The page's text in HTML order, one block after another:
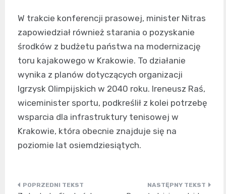
W trakcie konferencji prasowej, minister Nitras
zapowiedział również starania o pozyskanie
środków z budżetu państwa na modernizację
toru kajakowego w Krakowie. To działanie
wynika z planów dotyczących organizacji
Igrzysk Olimpijskich w 2040 roku. Ireneusz Raś,
wiceminister sportu, podkreślił z kolei potrzebę
wsparcia dla infrastruktury tenisowej w
Krakowie, która obecnie znajduje się na
poziomie lat osiemdziesiątych.
Nawigacja